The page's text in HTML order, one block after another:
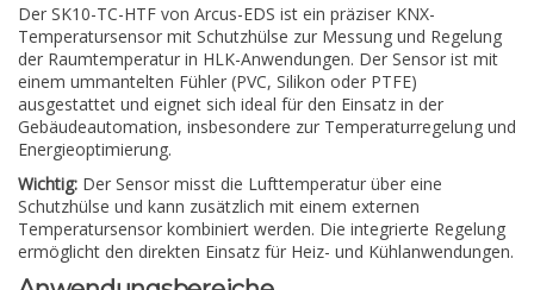
Der SK10-TC-HTF von Arcus-EDS ist ein präziser KNX-
Temperatursensor mit Schutzhülse zur Messung und Regelung
der Raumtemperatur in HLK-Anwendungen. Der Sensor ist mit
einem ummantelten Fühler (PVC, Silikon oder PTFE)
ausgestattet und eignet sich ideal für den Einsatz in der
Gebäudeautomation, insbesondere zur Temperaturregelung und
Energieoptimierung.
Wichtig: Der Sensor misst die Lufttemperatur über eine
Schutzhülse und kann zusätzlich mit einem externen
Temperatursensor kombiniert werden. Die integrierte Regelung
ermöglicht den direkten Einsatz für Heiz- und Kühlanwendungen.